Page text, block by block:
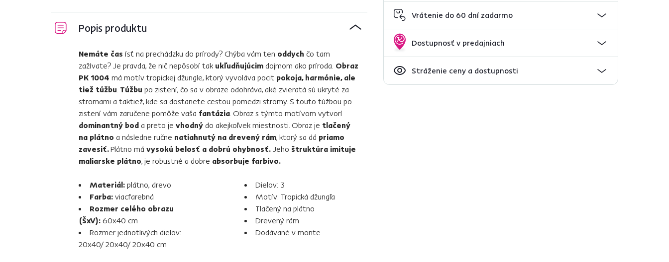
Vrátenie do 60 dní zadarmo
Dostupnosť v predajniach
Stráženie ceny a dostupnosti
Popis produktu
Nemáte čas ísť na prechádzku do prírody? Chýba vám ten oddych čo tam
zažívate? Je pravda, že nič nepôsobí tak ukľudňujúcim dojmom ako príroda. Obraz
PK 1004 má motív tropickej džungle, ktorý vyvoláva pocit pokoja, harmónie, ale
tiež túžbu Túžbu po zistení, čo sa v obraze odohráva, aké zvieratá sú ukryté za
stromami a taktiež, kde sa dostanete cestou pomedzi stromy. S touto túžbou po
zistení vám zaručene pomôže vaša fantázia . Obraz s týmto motívom vytvorí
dominantný bod a preto je vhodný do akejkoľvek miestnosti. Obraz je tlačený
na plátno a následne ručne natiahnutý na drevený rám, ktorý sa dá priamo
zavesiť.Plátno má vysokú belosť a dobrú ohybnosť. Jeho štruktúra imituje
maliarske plátno, je robustné a dobre absorbuje farbivo.
Materiál: plátno, drevo
Farba: viacfarebná
Rozmer celého obrazu
(ŠxV): 60x40 cm
Rozmer jednotlivých dielov:
20x40/ 20x40/ 20x40 cm
Dielov: 3
Motív: Tropická džungľa
Tlačený na plátno
Drevený rám
Dodávané v monte